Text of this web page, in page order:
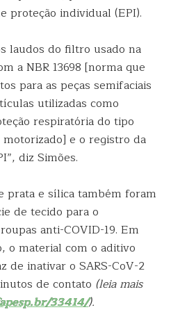
proteção individual (EPI).
laudos do filtro usado na
a NBR 13698 [norma que
para as peças semifaciais
utilizadas como
respiratória do tipo
e o registro da
diz Simões.
prata e sílica também foram
de tecido para o
anti-COVID-19. Em
o material com o aditivo
de inativar o SARS-CoV-2
de contato (leia mais
33414/).